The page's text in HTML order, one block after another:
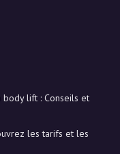
lift : Conseils et
les tarifs et les